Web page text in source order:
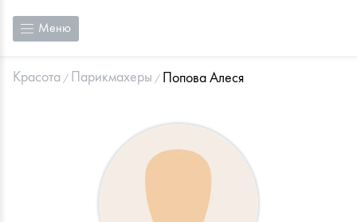
Меню
Красота Парикмахеры Попова Алеся